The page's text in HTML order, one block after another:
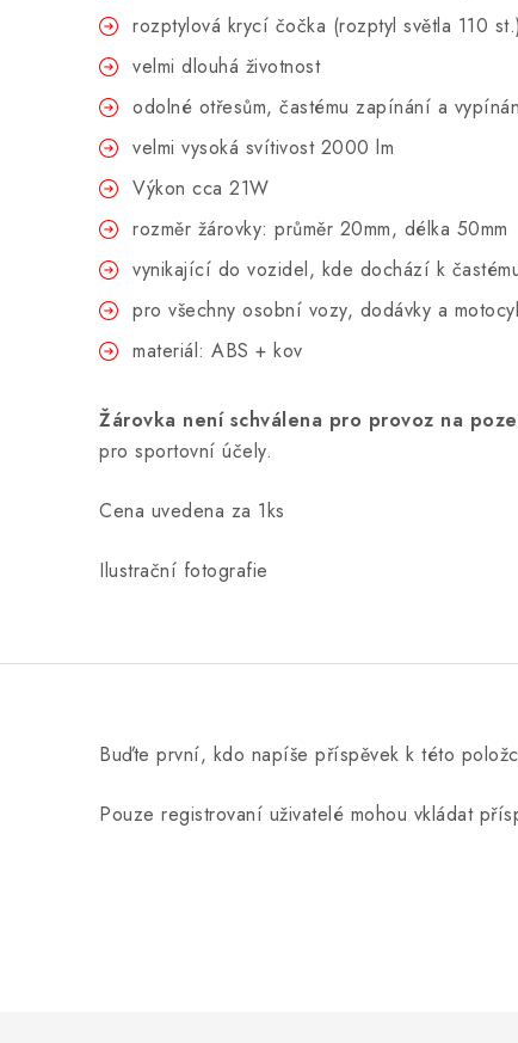
rozptylová krycí čočka (rozptyl světla 110 st.)
velmi dlouhá životnost
odolné otřesům, častému zapínání a
velmi vysoká svítivost 2000 lm
Výkon cca 21W
rozměr žárovky: průměr 20mm, délka 50mm
vynikající do vozidel, kde dochází k
pro všechny osobní vozy, dodávky a
materiál: ABS + kov
Žárovka není schválena pro provoz na
pro sportovní účely.
Cena uvedena za 1ks
Ilustrační fotografie
Buďte první, kdo napíše příspěvek k této
Pouze registrovaní uživatelé mohou vkládat